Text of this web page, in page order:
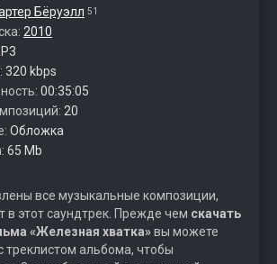
Бёруэлл 51
2010
320 kbps
00:35:05
20
Обложка
65 Mb
все музыкальные композиции,
в этот саундтрек. Прежде чем скачать
«Железная хватка»вы можете
треклистом альбома, чтобы